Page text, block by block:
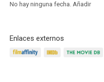
No hay ninguna fecha. Añadir
Enlaces externos